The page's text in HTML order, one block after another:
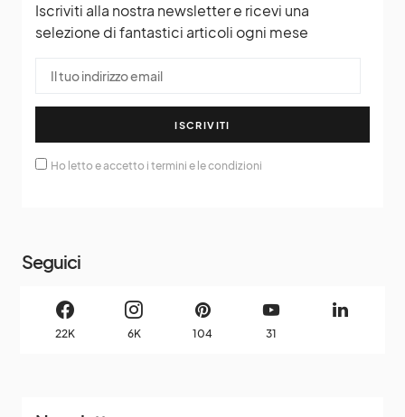
selezione di fantastici articoli ogni mese
Ho letto e accetto i termini e le condizioni
22K 6K 104 31